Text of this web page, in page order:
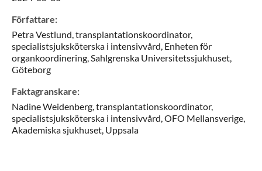
Författare:
PetraVestlund,transplantationskoordinator,
specialistsjuksköterska i intensivvård, Enheten för
organkoordinering, Sahlgrenska Universitetssjukhuset,
Göteborg
Faktagranskare:
NadineWeidenberg,transplantationskoordinator,
specialistsjuksköterska i intensivvård,OFO Mellansverige,
Akademiska sjukhuset, Uppsala